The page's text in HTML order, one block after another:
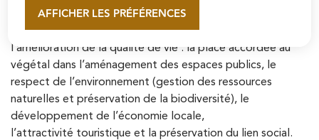
AFFICHER LES PRÉFÉRENCES
En savoir plus
Depuis 1959, le label « Villes et Villages Fleuris »
récompense l’engagement des communes en faveur de
l’amélioration de la qualité de vie : la place accordée au
végétal dans l’aménagement des espaces publics, le
respect de l’environnement (gestion des ressources
naturelles et préservation de la biodiversité), le
développement de l’économie locale,
l’attractivité touristique et la préservation du lien social.